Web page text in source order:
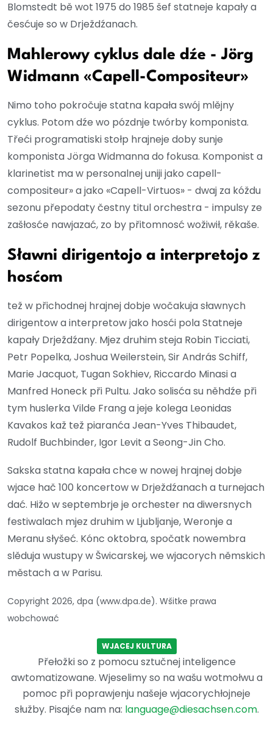
Blomstedt bě wot 1975 do 1985 šef statneje kapały a
česćuje so w Drježdźanach.
Mahlerowy cyklus dale dźe - Jörg
Widmann «Capell-Compositeur»
Nimo toho pokročuje statna kapała swój mlějny
cyklus. Potom dźe wo pózdnje twórby komponista.
Třeći programatiski stołp hrajneje doby sunje
komponista Jörga Widmanna do fokusa. Komponist a
klarinetist ma w personalnej uniji jako capell-
compositeur» a jako «Capell-Virtuos» - dwaj za kóždu
sezonu přepodaty čestny titul orchestra - impulsy ze
zašłosće nawjazać, zo by přitomnosć wožiwił, rěkaše.
Sławni dirigentojo a interpretojo z
hosćom
tež w přichodnej hrajnej dobje wočakuja sławnych
dirigentow a interpretow jako hosći pola Statneje
kapały Drježdźany. Mjez druhim steja Robin Ticciati,
Petr Popelka, Joshua Weilerstein, Sir András Schiff,
Marie Jacquot, Tugan Sokhiev, Riccardo Minasi a
Manfred Honeck při Pultu. Jako solisća su něhdźe při
tym huslerka Vilde Frang a jeje kolega Leonidas
Kavakos kaž tež piaranća Jean-Yves Thibaudet,
Rudolf Buchbinder, Igor Levit a Seong-Jin Cho.
Sakska statna kapała chce w nowej hrajnej dobje
wjace hač 100 koncertow w Drježdźanach a turnejach
dać. Hižo w septembrje je orchester na diwersnych
festiwalach mjez druhim w Ljubljanje, Weronje a
Meranu słyšeć. Kónc oktobra, spočatk nowembra
slěduja wustupy w Šwicarskej, we wjacorych němskich
městach a w Parisu.
Copyright 2026, dpa (www.dpa.de). Wšitke prawa
wobchować
WJACEJ KULTURA
Přełožki so z pomocu sztučnej inteligence
awtomatizowane. Wjeselimy so na wašu wotmołwu a
pomoc při poprawjenju našeje wjacorychłojneje
słužby. Pisajće nam na: language@diesachsen.com.